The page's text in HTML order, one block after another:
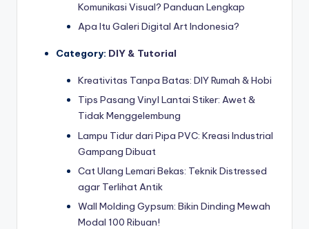
Komunikasi Visual? Panduan Lengkap
Apa Itu Galeri Digital Art Indonesia?
Category: DIY & Tutorial
Kreativitas Tanpa Batas: DIY Rumah & Hobi
Tips Pasang Vinyl Lantai Stiker: Awet &
Tidak Menggelembung
Lampu Tidur dari Pipa PVC: Kreasi Industrial
Gampang Dibuat
Cat Ulang Lemari Bekas: Teknik Distressed
agar Terlihat Antik
Wall Molding Gypsum: Bikin Dinding Mewah
Modal 100 Ribuan!